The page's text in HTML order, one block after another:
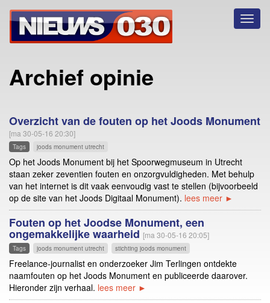
Archief opinie
Overzicht van de fouten op het Joods Monument
[ma 30-05-16 20:30]
Tags joods monument utrecht
Op het Joods Monument bij het Spoorwegmuseum in Utrecht
staan zeker zeventien fouten en onzorgvuldigheden. Met behulp
van het internet is dit vaak eenvoudig vast te stellen (bijvoorbeeld
op de site van het Joods Digitaal Monument). lees meer ►
Fouten op het Joodse Monument, een
ongemakkelijke waarheid [ma 30-05-16 20:05]
Tags joods monument utrecht stichting joods monument
Freelance-journalist en onderzoeker Jim Terlingen ontdekte
naamfouten op het Joods Monument en publiceerde daarover.
Hieronder zijn verhaal. lees meer ►